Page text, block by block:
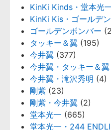
KinKi Kinds・堂本光
KinKi Kis・ゴールデ
ゴールデンボンバー
タッキー＆翼 (195)
今井翼 (377)
今井翼・タッキー＆翼
今井翼・滝沢秀明 (4)
剛紫 (23)
剛紫・今井翼 (2)
堂本光一 (665)
堂本光一・244